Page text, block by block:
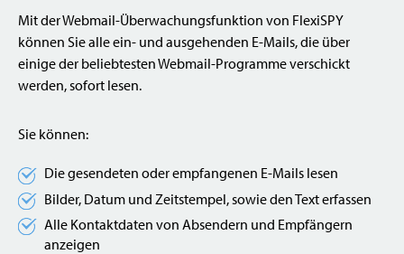
Mit der Webmail-Überwachungsfunktion von FlexiSPY
können Sie alle ein- und ausgehenden E-Mails, die über
einige der beliebtesten Webmail-Programme verschickt
werden, sofort lesen.
Sie können:
Die gesendeten oder empfangenen E-Mails lesen
Bilder, Datum und Zeitstempel, sowie den Text erfassen
Alle Kontaktdaten von Absendern und Empfängern
anzeigen